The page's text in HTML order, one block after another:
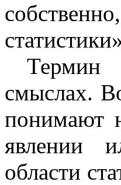
Термин
смыслах.
понимают
явлении
области